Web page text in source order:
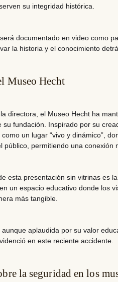
su integridad histórica.
documentado en video como
la historia y el conocimiento
Museo Hecht
directora, el Museo Hecht ha
su fundación. Inspirado por su
un lugar “vivo y dinámico”,
público , permitiendo una conexión
esta presentación sin vitrinas es
en un espacio educativo donde los
más tangible.
aunque aplaudida por su valor
en este reciente accidente.
la seguridad en los